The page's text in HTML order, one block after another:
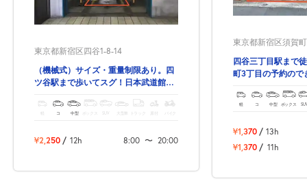
東京都新宿区四谷1-8-14
（機械式）サイズ・重量制限あり。四
ツ谷駅まで歩いてスグ！日本武道館へ
軽 コ 中型 ボックス SUV 大型車 トラック バイク
¥2,250 / 12h 8:00 〜 20:00
東京都新宿区須賀
四谷三丁目駅まで
町3丁目の予約ので
軽 コ 中型 ボックス
¥1,370 / 13h
¥1,370 / 11h